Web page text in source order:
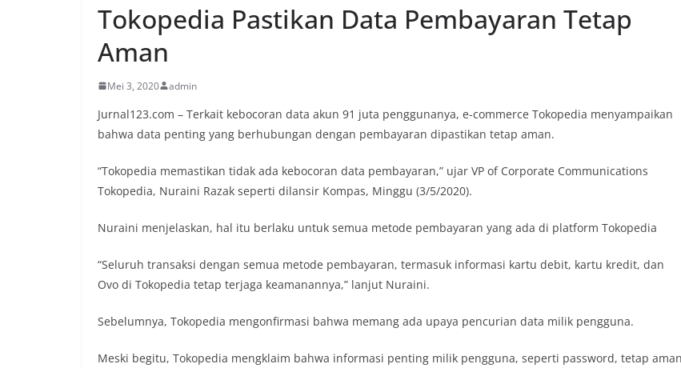
Tokopedia Pastikan Data Pembayaran Tetap
Aman
Mei 3, 2020 admin
Jurnal123.com – Terkait kebocoran data akun 91 juta penggunanya, e-commerce Tokopedia menyampaikan
bahwa data penting yang berhubungan dengan pembayaran dipastikan tetap aman.
“Tokopedia memastikan tidak ada kebocoran data pembayaran,” ujar VP of Corporate Communications
Tokopedia, Nuraini Razak seperti dilansir Kompas, Minggu (3/5/2020).
Nuraini menjelaskan, hal itu berlaku untuk semua metode pembayaran yang ada di platform Tokopedia
“Seluruh transaksi dengan semua metode pembayaran, termasuk informasi kartu debit, kartu kredit, dan
Ovo di Tokopedia tetap terjaga keamanannya,” lanjut Nuraini.
Sebelumnya, Tokopedia mengonfirmasi bahwa memang ada upaya pencurian data milik pengguna.
Meski begitu, Tokopedia mengklaim bahwa informasi penting milik pengguna, seperti password, tetap aman